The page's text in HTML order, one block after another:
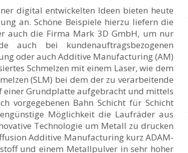
digital entwickelten Ideen bieten heute
an. Schöne Beispiele hierzu liefern die
auch die Firma Mark 3D GmbH, um nur
auch bei kundenauftragsbezogenen
oder auch Additive Manufacturing (AM)
Schmelzen mit einem Laser, wie dem
(SLM) bei dem der zu verarbeitende
einer Grundplatte aufgebracht und mittels
vorgegebenen Bahn Schicht für Schicht
Möglichkeit die Laufräder aus
Technologie um Metall zu drucken
Additive Manufacturing kurz ADAM-
und einem Metallpulver in sehr hoher